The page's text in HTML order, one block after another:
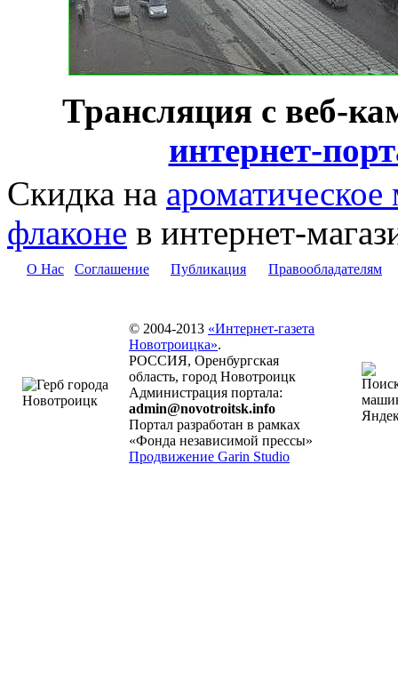
Трансляция с веб-
интернет-
Скидка на
флаконе в интернет-
О Нас Соглашение Публикация Правообладателям
© 2004-2013 «Интернет-газета
Новотроицка».
РОССИЯ, Оренбургская
область, город Новотроицк
Администрация портала:
admin@novotroitsk.info
Портал разработан в рамках
«Фонда независимой прессы»
Продвижение Garin Studio